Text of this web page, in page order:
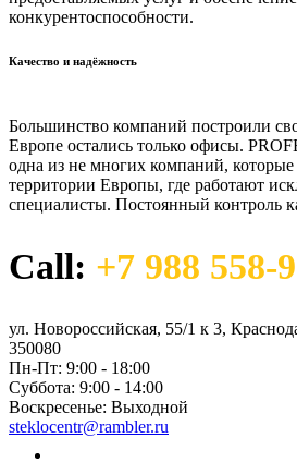
конкурентоспособности.
Качество и надёжность
Большинство компаний построили
Европе остались только офисы.
одна из не многих компаний, которые
территории Европы, где работают
специалисты. Постоянный контроль
Call: +7 988 558-
ул. Новороссийская, 55/1 к 3,
350080
Пн-Пт: 9:00 - 18:00
Суббота: 9:00 - 14:00
Воскресенье: Выходной
steklocentr@rambler.ru